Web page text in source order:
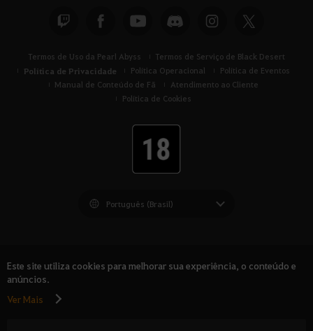
Termos de Uso da Pearl Abyss Termos de Serviço de Black Desert
Política de Privacidade Política Operacional
Política de Eventos
Manual de Conteúdo de Fã
Atendimento ao Cliente
Política de Cookies
Black Desert -
Este site utiliza cookies para melhorar sua experiência, o conteúdo e
anúncios.
Ver Mais